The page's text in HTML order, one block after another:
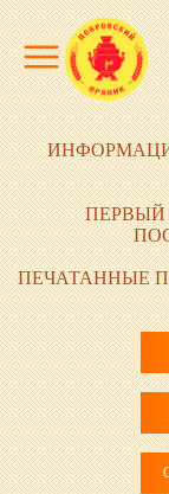
ПЕРВЫЙ
ПЕЧАТАННЫЕ